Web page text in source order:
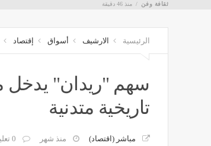
ثقافة وفن منذ 46 دقيقة
"سنتكوم" : تغيير مسار 51 سفينة وتعطيل اثنتين ضمن إجراءات حصار إيران
تجاوزت إيراداته المليار دولار، هل يصبح
منذ ساعة واحدة
الرئيسية الارشيف أسواق إقتصاد
سهم "ريدان" يدخل
تاريخية متدنية
مباشر (اقتصاد) منذ شهر 0 تعليق